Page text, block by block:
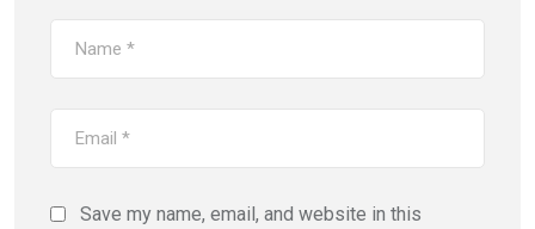
Save my name, email, and website in this